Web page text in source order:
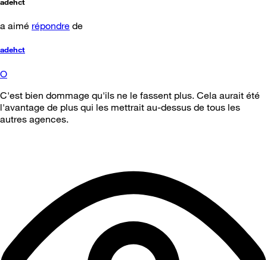
a aimé répondre de
adehct
O
C'est bien dommage qu'ils ne le fassent plus. Cela aurait été
l'avantage de plus qui les mettrait au-dessus de tous les
autres agences.